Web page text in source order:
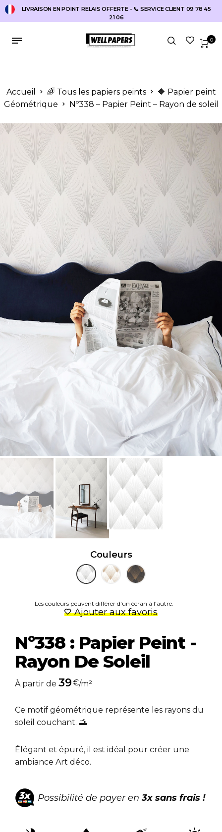
LIVRAISON EN POINT RELAIS OFFERTE - 📞 SERVICE CLIENT 09 78 45
21 06
0
Accueil 🌈 Tous les papiers peints
🔷 Papier peint
Géométrique
Nº338 – Papier Peint – Rayon de soleil
Couleurs
Les couleurs peuvent différer d'un écran à l'autre.
Ajouter aux favoris
Nº338 : Papier Peint -
Rayon De Soleil
À partir de 39€/m²
Ce motif géométrique représente les rayons du
soleil couchant. 🌅
Élégant et épuré, il est idéal pour créer une
ambiance Art déco.
Possibilité de payer en3x sans frais !